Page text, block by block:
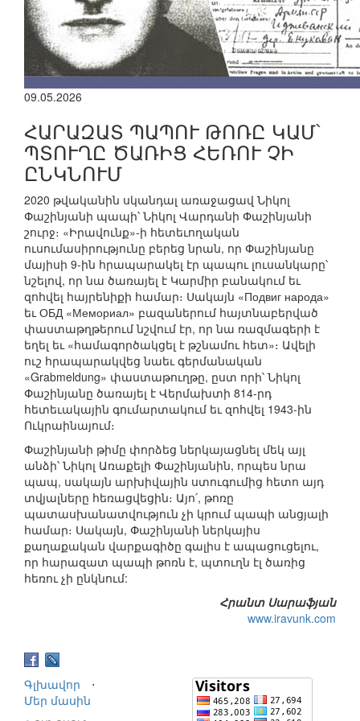
09.05.2026
ՀԱՐԱԶԱՏ ՊԱՊՈՒ ԹՈՌԸ ԿԱՄ՝
ՊՏՈՒՂԸ ԾԱՌԻՑ ՀԵՌՈՒ ՉԻ
ԸՆԿՆՈՒՄ
2020 թվականին սկանդալ առաջացավ Նիկոլ
Փաշինյանի պապի՝ Նիկոլ Վարդանի Փաշինյանի
շուրջ։ «Իրավունք»-ի հետեւողական
ուսումասիրությունը բերեց նրան, որ Փաշինյանը
մայիսի 9-ին հրապարակել էր պապու լուսանկարը՝
նշելով, որ նա ծառայել է Կարմիր բանակում եւ
զոհվել հայրենիքի համար։ Սակայն «Подвиг народа»
եւ ОБД «Мемориал» բազաներում հայտնաբերված
փաստաթղթերում նշվում էր, որ նա ռազմագերի է
եղել եւ «համագործակցել է թշնամու հետ»։ Ավելի
ուշ հրապարակվեց նաեւ գերմանական
«Grabmeldung» փաստաթուղթը, ըստ որի՝ Նիկոլ
Փաշինյանը ծառայել է Վերմախտի 814-րդ
հետեւակային գումարտակում եւ զոհվել 1943-ին
Ուկրաինայում։
Փաշինյանի թիմը փորձեց ներկայացնել մեկ այլ
անձի՝ Նիկոլ Առաքելի Փաշինյանին, որպես նրա
պապ, սակայն արխիվային ստուգումից հետո այդ
տվյալները հեռացվեցին։ Այո՛, թոռը
պատասխանատվություն չի կրում պապի անցյալի
համար։ Սակայն, Փաշինյանի ներկայիս
քաղաքական վարքագիծը գալիս է ապացուցելու,
որ հարազատ պապի թոռն է, պտուղն էլ ծառից
հեռու չի ընկնում:
Հրանտ Սարաֆյան
www.iravunk.com
Գլխավոր
⋅
Մեր մասին